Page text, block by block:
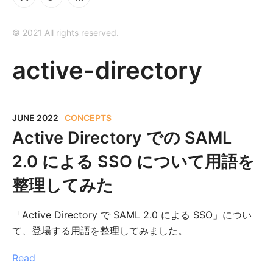
© 2021 All rights reserved.
active-directory
JUNE 2022 CONCEPTS
Active Directory での SAML
2.0 による SSO について用語を
整理してみた
「Active Directory で SAML 2.0 による SSO」につい
て、登場する用語を整理してみました。
Read